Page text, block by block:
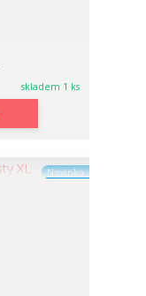
skladem 1 ks
Novinka